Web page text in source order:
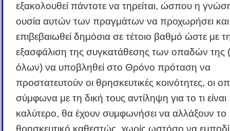
εξακολουθεί πάντοτε να τηρείται, ώσπου η
ουσία αυτών των πραγμάτων να προχωρήσει
επιβεβαιωθεί δημόσια σε τέτοιο βαθμό ώστε με
εξασφάλιση της συγκατάθεσης των οπαδών της
όλων) να υποβληθεί στο Θρόνο πρόταση να
προστατευτούν οι θρησκευτικές κοινότητες, οι
σύμφωνα με τη δική τους αντίληψη για το τι είναι
καλύτερο, θα έχουν συμφωνήσει να αλλάξουν το
θρησκευτικό καθεστώς, χωρίς ωστόσο να